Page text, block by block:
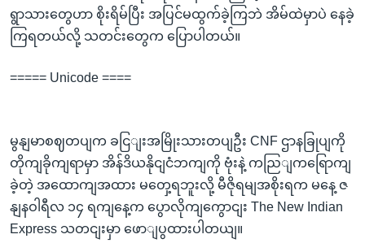
ရွာသားတွေဟာ စိုးရိမ်ပြီး အပြင်မထွက်ခဲ့ကြဘဲ အိမ်ထဲမှာပဲ နေခဲ့
ကြရတယ်လို့ သတင်းတွေက ပြောပါတယ်။
===== Unicode ====
မွနျမာစဈတပျက ခငြျးအမြိုးသားတပျဦး CNF ဌာနခြုပျကို
တိုကျခိုကျရာမှာ အိန်ဒိယနိုငျငံဘကျကို ဗုံးနဲ့ ကညြျကရြောကျ
ခဲ့တဲ့ အထောကျအထား မတှေ့ရဘူးလို့ မီဇိုရမျအစိုးရက မနေ့ ဇ
နျနဝါရီလ ၁၄ ရကျနေ့က ပွောလိုကျကွောငျး The New Indian
Express သတငျးမှာ ဖောျပွထားပါတယျ။